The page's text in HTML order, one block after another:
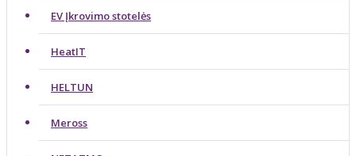
EV Įkrovimo stotelės
HeatIT
HELTUN
Meross